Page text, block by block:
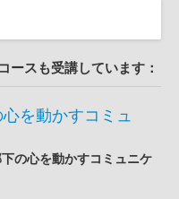
ースも受講しています：
の心を動かすコミュニケ